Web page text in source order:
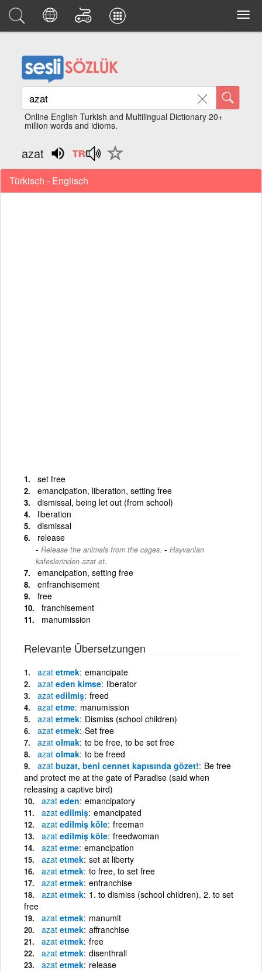
Online English Turkish and Multilingual Dictionary 20+
million words and idioms.
azat
Türkisch - Englisch
set free
emancipation, liberation, setting free
dismissal, being let out (from school)
liberation
dismissal
release
Release the animals from the cages. - Hayvanları
kafeslerinden azat et.
emancipation, setting free
enfranchisement
free
franchisement
manumission
Relevante Übersetzungen
azat etmek emancipate
azat eden kimse liberator
azat edilmiş freed
azat etme manumission
azat etmek Dismiss (school children)
azat etmek Set free
azat olmak to be free, to be set free
azat olmak to be freed
azat buzat, beni cennet kapısında gözet! Be free
and protect me at the gate of Paradise (said when
releasing a captive bird)
azat eden emancipatory
azat edilmiş emancipated
azat edilmiş köle freeman
azat edilmiş köle freedwoman
azat etme emancipation
azat etmek set at liberty
azat etmek to free, to set free
azat etmek enfranchise
azat etmek 1. to dismiss (school children). 2. to set
free
azat etmek manumit
azat etmek affranchise
azat etmek free
azat etmek disenthrall
azat etmek release